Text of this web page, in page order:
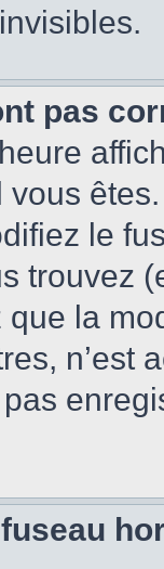
pas
vous
le
trouvez
que la
n’est